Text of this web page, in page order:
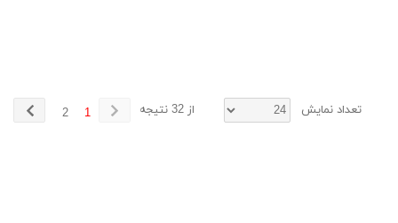
تعداد نمایش از 32 نتیجه 1
2